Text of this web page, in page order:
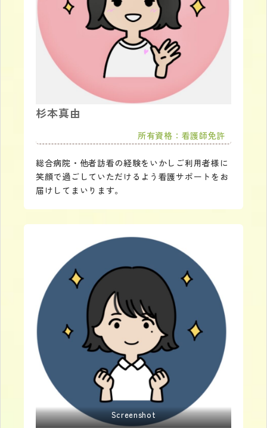
杉本真由
所有資格：看護師免許
総合病院・他者訪看の経験をいかしご利用者様に
笑顔で過ごしていただけるよう看護サポートをお
届けしてまいります。
Screenshot